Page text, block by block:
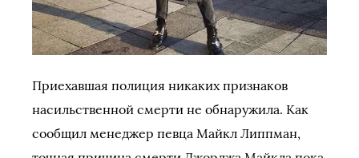
Приехавшая полиция никаких признаков
насильственной смерти не обнаружила. Как
сообщил менеджер певца Майкл Липпман,